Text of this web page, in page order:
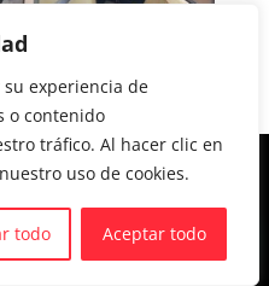
su experiencia de
o contenido
tráfico. Al hacer clic en
uso de cookies.
todo Aceptar todo
de privacidad